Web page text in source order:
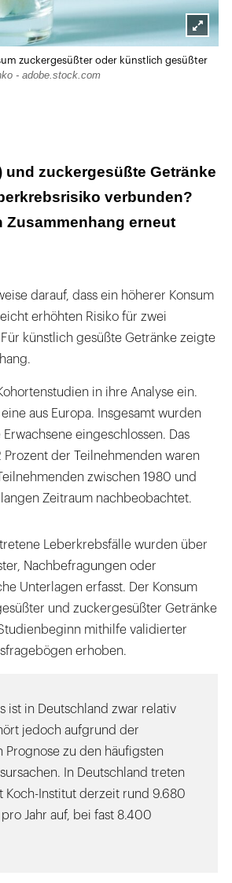
Lightbox
öffnen
zuckergesüßter oder künstlich gesüßter
- adobe.stock.com
zuckergesüßte Getränke
verbunden?
Zusammenhang erneut
darauf, dass ein höherer Konsum
erhöhten Risiko für zwei
künstlich gesüßte Getränke zeigte
in ihre Analyse ein.
aus Europa. Insgesamt wurden
eingeschlossen. Das
der Teilnehmenden waren
zwischen 1980 und
Zeitraum nachbeobachtet.
Leberkrebsfälle wurden über
Nachbefragungen oder
Unterlagen erfasst. Der Konsum
und zuckergesüßter Getränke
mithilfe validierter
erhoben.
ist in Deutschland zwar relativ
jedoch aufgrund der
Prognose zu den häufigsten
In Deutschland treten
Koch-Institut derzeit rund 9.680
Jahr auf, bei fast 8.400